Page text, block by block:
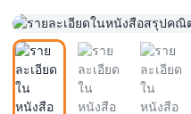
เกี่ยวกับเรา
ความเป็นมา The Act
ผลงานน้องค่าย The Act
คอร์สเรียน & บริการ
TCAS News & กิจกรรม